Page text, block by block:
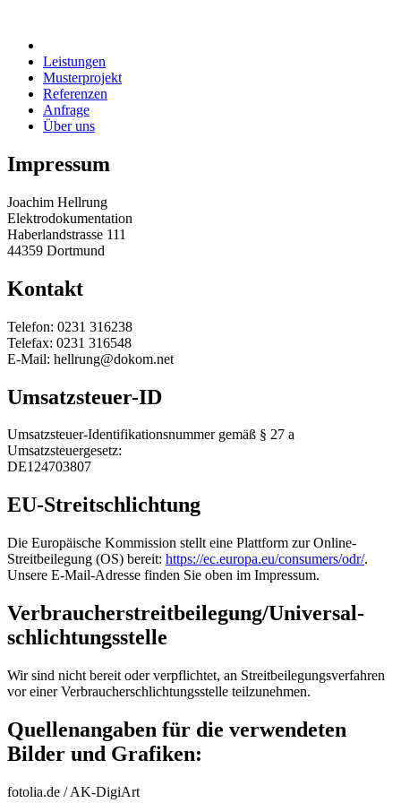
Leistungen
Musterprojekt
Referenzen
Anfrage
Über uns
Impressum
Joachim Hellrung
Elektrodokumentation
Haberlandstrasse 111
44359 Dortmund
Kontakt
Telefon: 0231 316238
Telefax: 0231 316548
E-Mail: hellrung@dokom.net
Umsatzsteuer-ID
Umsatzsteuer-Identifikationsnummer gemäß § 27 a
Umsatzsteuergesetz:
DE124703807
EU-Streitschlichtung
Die Europäische Kommission stellt eine Plattform zur Online-
Streitbeilegung (OS) bereit: https://ec.europa.eu/consumers/odr/.
Unsere E-Mail-Adresse finden Sie oben im Impressum.
Verbraucher­streit­beilegung/Universal­
schlichtungs­stelle
Wir sind nicht bereit oder verpflichtet, an Streitbeilegungsverfahren
vor einer Verbraucherschlichtungsstelle teilzunehmen.
Quellenangaben für die verwendeten
Bilder und Grafiken:
fotolia.de / AK-DigiArt